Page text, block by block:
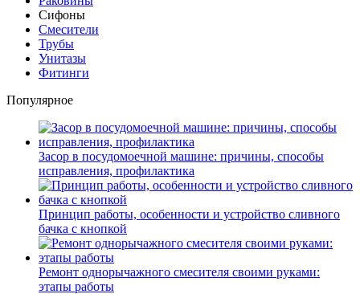
Сифоны
Смесители
Трубы
Унитазы
Фитинги
Популярное
Засор в посудомоечной машине: причины, способы
исправления, профилактика
Принцип работы, особенности и устройство сливного
бачка с кнопкой
Ремонт однорычажного смесителя своими руками:
этапы работы